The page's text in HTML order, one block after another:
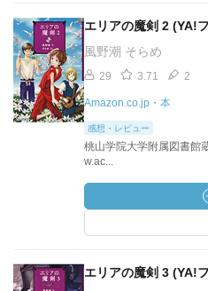
エリアの魔剣 2 (YA!
風野潮 そらめ
29 3.71 2
Amazon.co.jp・本
感想・レビュー
桃山学院大学附属図書館
w.ac...
エリアの魔剣 3 (YA!